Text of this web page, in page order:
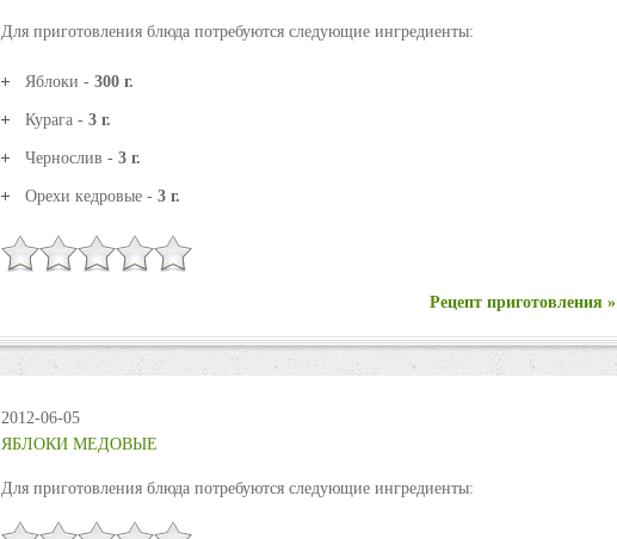
Для приготовления блюда потребуются следующие ингредиенты:
Яблоки - 300 г.
Курага - 3 г.
Чернослив - 3 г.
Орехи кедровые - 3 г.
Рецепт приготовления »
2012-06-05
ЯБЛОКИ МЕДОВЫЕ
Для приготовления блюда потребуются следующие ингредиенты: